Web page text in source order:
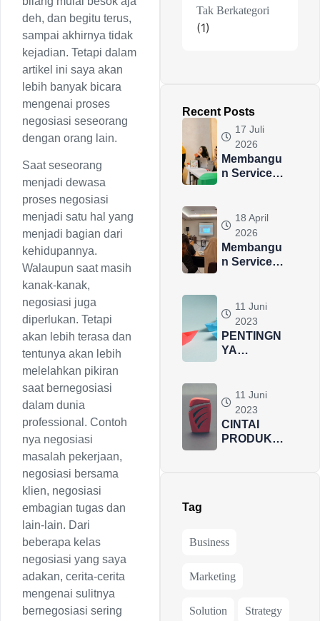
deh, dan begitu terus,
sampai akhirnya tidak
kejadian. Tetapi dalam
artikel ini saya akan
lebih banyak bicara
mengenai proses
negosiasi seseorang
dengan orang lain.
Saat seseorang
menjadi dewasa
proses negosiasi
menjadi satu hal yang
menjadi bagian dari
kehidupannya.
Walaupun saat masih
kanak-kanak,
negosiasi juga
diperlukan. Tetapi
akan lebih terasa dan
tentunya akan lebih
melelahkan pikiran
saat bernegosiasi
dalam dunia
professional. Contoh
nya negosiasi
masalah pekerjaan,
negosiasi bersama
klien, negosiasi
embagian tugas dan
lain-lain. Dari
beberapa kelas
negosiasi yang saya
adakan, cerita-cerita
mengenai sulitnya
bernegosiasi sering
Tak Berkategori
(1)
Recent Posts
17 Juli
2026
Membangu
n Service
Pelayanan
Menjadi
Budaya
18 April
2026
Membangu
n Service
Pelayanan
Menjadi
Budaya di
Tempat
11 Juni
2023
PENTINGN
YA
DALAM
LEADERSH
IP YANG
EFEKTIF
11 Juni
2023
CINTAI
PRODUK
Tag
Business
Marketing
Solution Strategy